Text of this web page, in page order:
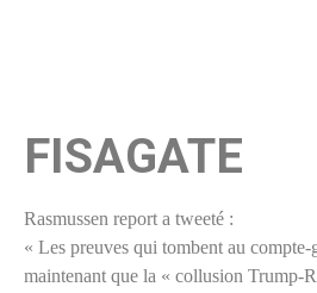
FISAGATE
Rasmussen report a tweeté :
« Les preuves qui tombent au
maintenant que la « collusion Trump-